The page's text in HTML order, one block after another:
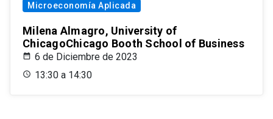
Microeconomía Aplicada
Milena Almagro, University of
ChicagoChicago Booth School of Business
6 de Diciembre de 2023
13:30 a 14:30